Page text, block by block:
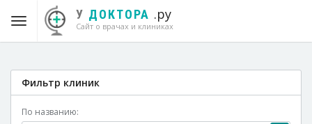
У ДОКТОРА .ру
Сайт о врачах и клиниках
Фильтр клиник
По названию: